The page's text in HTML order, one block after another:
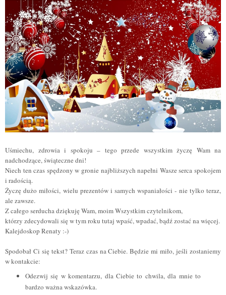
Uśmiechu, zdrowia i spokoju – tego przede wszystkim życzę Wam na
nadchodzące, świąteczne dni!
Niech ten czas spędzony w gronie najbliższych napełni Wasze serca spokojem
i radością.
Życzę dużo miłości, wielu prezentów i samych wspaniałości - nie tylko teraz,
ale zawsze.
Z całego serducha dziękuję Wam, moim Wszystkim czytelnikom,
którzy zdecydowali się w tym roku tutaj wpaść, wpadać, bądź zostać na więcej.
Kalejdoskop Renaty :-)
Spodobał Ci się tekst? Teraz czas na Ciebie. Będzie mi miło, jeśli zostaniemy
w kontakcie:
Odezwij się w komentarzu, dla Ciebie to chwila, dla mnie to
bardzo ważna wskazówka.